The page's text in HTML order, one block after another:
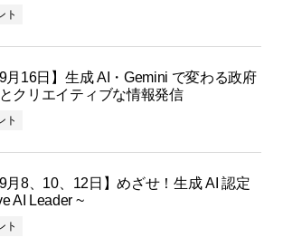
ト
月16日】生成 AI・Gemini で変わる政府
クリエイティブな情報発信
ト
月8、10、12日】めざせ！生成 AI 認定
AI Leader ~
ト